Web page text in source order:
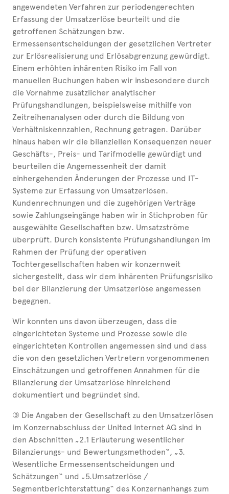
angewendeten Verfahren zur periodengerechten
Erfassung der Umsatzerlöse beurteilt und die
getroffenen Schätzungen bzw.
Ermessensentscheidungen der gesetzlichen Vertreter
zur Erlösrealisierung und Erlösabgrenzung gewürdigt.
Einem erhöhten inhärenten Risiko im Fall von
manuellen Buchungen haben wir insbesondere durch
die Vornahme zusätzlicher analytischer
Prüfungshandlungen, beispielsweise mithilfe von
Zeitreihenanalysen oder durch die Bildung von
Verhältniskennzahlen, Rechnung getragen. Darüber
hinaus haben wir die bilanziellen Konsequenzen neuer
Geschäfts-, Preis- und Tarifmodelle gewürdigt und
beurteilen die Angemessenheit der damit
einhergehenden Änderungen der Prozesse und IT-
Systeme zur Erfassung von Umsatzerlösen.
Kundenrechnungen und die zugehörigen Verträge
sowie Zahlungseingänge haben wir in Stichproben für
ausgewählte Gesellschaften bzw. Umsatzströme
überprüft. Durch konsistente Prüfungshandlungen im
Rahmen der Prüfung der operativen
Tochtergesellschaften haben wir konzernweit
sichergestellt, dass wir dem inhärenten Prüfungsrisiko
bei der Bilanzierung der Umsatzerlöse angemessen
begegnen.
Wir konnten uns davon überzeugen, dass die
eingerichteten Systeme und Prozesse sowie die
eingerichteten Kontrollen angemessen sind und dass
die von den gesetzlichen Vertretern vorgenommenen
Einschätzungen und getroffenen Annahmen für die
Bilanzierung der Umsatzerlöse hinreichend
dokumentiert und begründet sind.
③ Die Angaben der Gesellschaft zu den Umsatzerlösen
im Konzernabschluss der United Internet AG sind in
den Abschnitten „2.1 Erläuterung wesentlicher
Bilanzierungs- und Bewertungsmethoden“, „3.
Wesentliche Ermessensentscheidungen und
Schätzungen“ und „5.Umsatzerlöse /
Segmentberichterstattung“ des Konzernanhangs zum